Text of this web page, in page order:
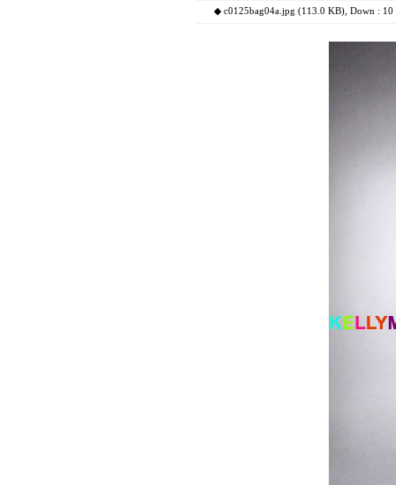
◆ c0125bag04a.jpg (113.0 KB) , Down : 10